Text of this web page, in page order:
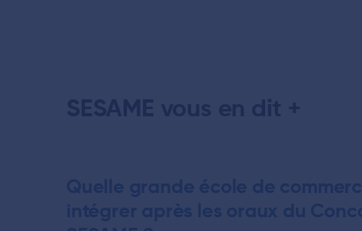
Quelle grande école de
intégrer après les oraux du